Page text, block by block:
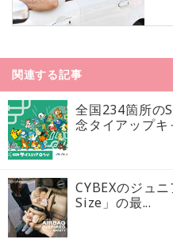
関連する記事
全国234箇所の
念タイアップキ
CYBEXのジュ
Size」の最...